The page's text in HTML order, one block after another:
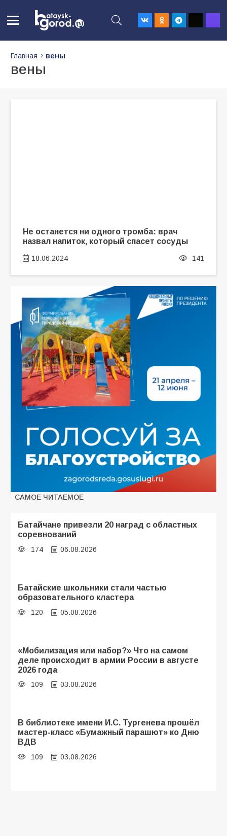
Главная вены
вены
Не останется ни одного тромба: врач
назвал напиток, который спасет сосуды
18.06.2024 141
САМОЕ ЧИТАЕМОЕ
Батайчане привезли 20 наград с областных
соревнований
174 06.08.2026
Батайские школьники стали частью
образовательного кластера
120 05.08.2026
«Мобилизация или набор?» Что на самом
деле происходит в армии России в августе
2026 года
109 03.08.2026
В библиотеке имени И.С. Тургенева прошёл
мастер-класс «Бумажный парашют» ко Дню
ВДВ
109 03.08.2026